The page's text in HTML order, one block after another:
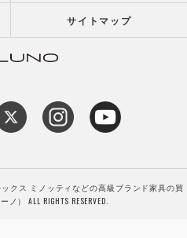
サイトマップ
クス ミノッティなどの高級ブランド家具の買
） ALL RIGHTS RESERVED.